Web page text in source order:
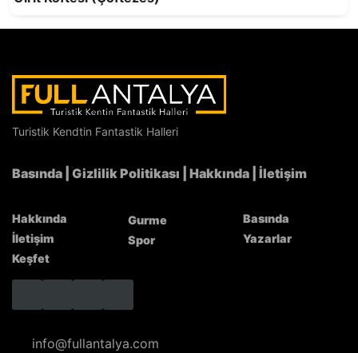
Turistik Kendtin Fantastik Halleri
Basında Gizlilik Politikası Hakkında İletişim
Hakkında
İletişim
Keşfet
Gurme
Spor
Basında
Yazarlar
info@fullantalya.com